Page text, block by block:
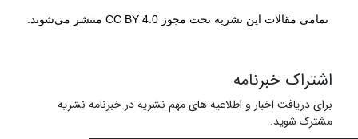
تمامی مقالات این نشریه تحت مجوز CC BY 4.0 منتشر می‌شوند.
اشتراک خبرنامه
برای دریافت اخبار و اطلاعیه های مهم نشریه در خبرنامه نشریه
مشترک شوید.